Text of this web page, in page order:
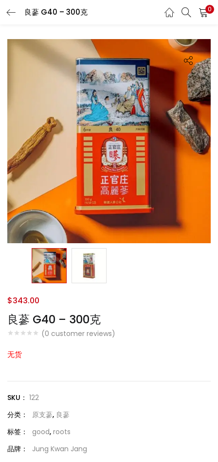
良蔘 G40 – 300克 0
良蔘 G40 – 300克
(0 customer reviews)
$343.00
无货
SKU： 122
分类：
原支蔘, 良蔘
标签：
good, roots
品牌：
Jung Kwan Jang
LOGIN REGISTER
Enter your username and password to login.
Remember me
Login
Lost password?